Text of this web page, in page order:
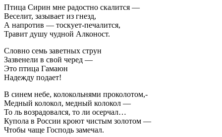
Птица Сирин мне радостно скалится —
Веселит, зазывает из гнезд,
А напротив — тоскует-печалится,
Травит душу чудной Алконост.
Словно семь заветных струн
Зазвенели в свой черед —
Это птица Гамаюн
Надежду подает!
В синем небе, колокольнями проколотом,-
Медный колокол, медный колокол —
То ль возрадовался, то ли осерчал…
Купола в России кроют чистым золотом —
Чтобы чаще Господь замечал.